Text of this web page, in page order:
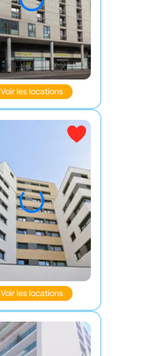
Voir les locations
Voir les locations